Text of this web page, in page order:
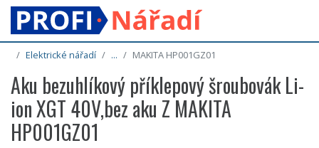
Elektrické nářadí ... MAKITA HP001GZ01
Aku bezuhlíkový příklepový šroubovák Li-
ion XGT 40V,bez aku Z MAKITA
HP001GZ01